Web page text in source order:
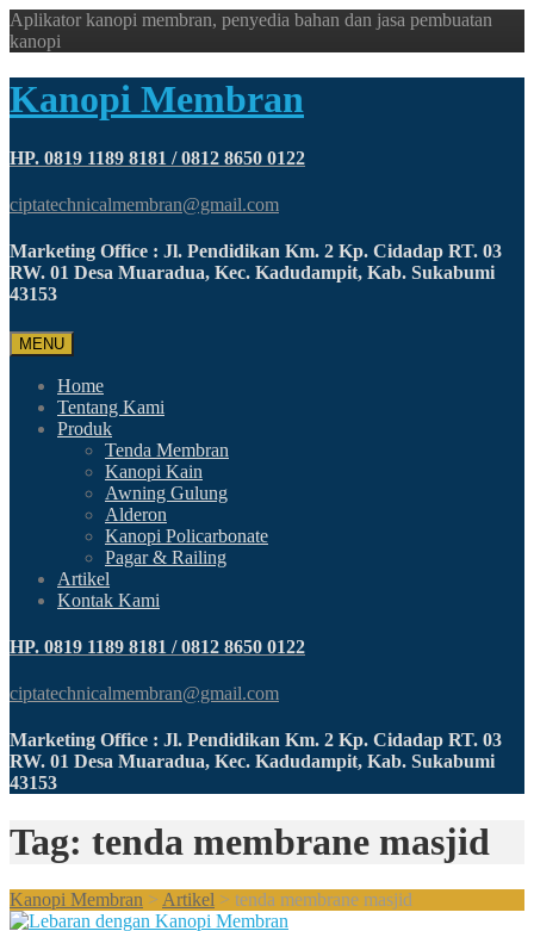
Aplikator kanopi membran, penyedia bahan dan jasa pembuatan
kanopi
Kanopi Membran
HP. 0819 1189 8181 / 0812 8650 0122
ciptatechnicalmembran@gmail.com
Marketing Office : Jl. Pendidikan Km. 2 Kp. Cidadap RT. 03
RW. 01 Desa Muaradua, Kec. Kadudampit, Kab. Sukabumi
43153
MENU
Home
Tentang Kami
Produk
Tenda Membran
Kanopi Kain
Awning Gulung
Alderon
Kanopi Policarbonate
Pagar & Railing
Artikel
Kontak Kami
HP. 0819 1189 8181 / 0812 8650 0122
ciptatechnicalmembran@gmail.com
Marketing Office : Jl. Pendidikan Km. 2 Kp. Cidadap RT. 03
RW. 01 Desa Muaradua, Kec. Kadudampit, Kab. Sukabumi
43153
Tag: tenda membrane masjid
Kanopi Membran > Artikel > tenda membrane masjid